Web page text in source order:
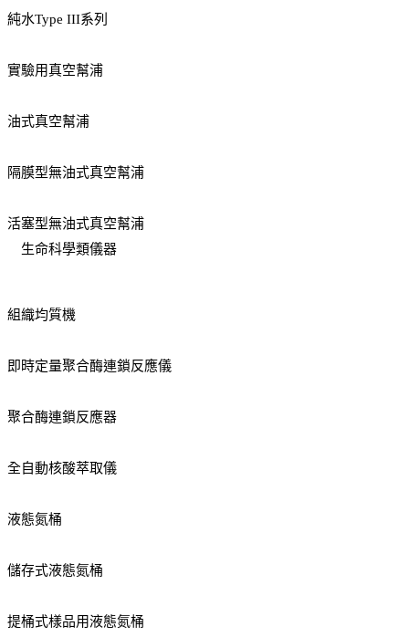
純水Type III系列
實驗用真空幫浦
油式真空幫浦
隔膜型無油式真空幫浦
活塞型無油式真空幫浦
生命科學類儀器
組織均質機
即時定量聚合酶連鎖反應儀
聚合酶連鎖反應器
全自動核酸萃取儀
液態氮桶
儲存式液態氮桶
提桶式樣品用液態氮桶